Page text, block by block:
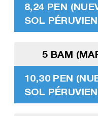
8,24 PEN
SOL
5 BAM
10,30 PEN
SOL